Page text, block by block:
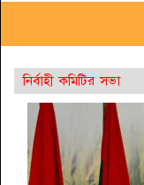
নির্বাহী কমিটির সভা